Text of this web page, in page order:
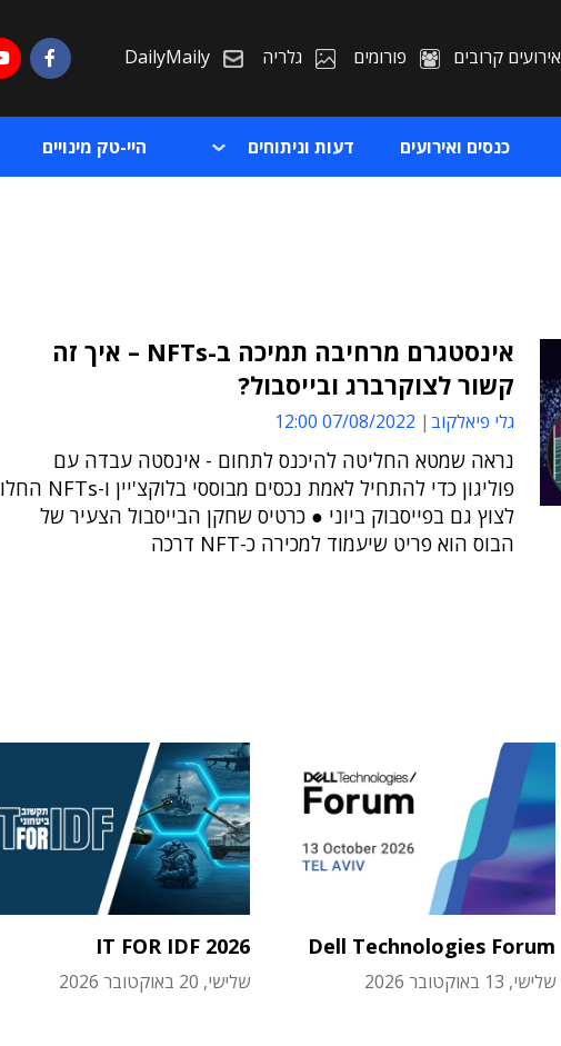
אירועים קרובים פורומים גלריה DailyMaily
כנסים ואירועים דעות וניתוחים היי-טק מינויים
אינסטגרם מרחיבה תמיכה ב-NFTs – איך זה
קשור לצוקרברג ובייסבול?
גלי פיאלקוב 07/08/2022 12:00
נראה שמטא החליטה להיכנס לתחום - אינסטה עבדה עם
פוליגון כדי להתחיל לאמת נכסים מבוססי בלוקצ'יין ו-NFTs החלו
לצוץ גם בפייסבוק ביוני ● כרטיס שחקן הבייסבול הצעיר של
הבוס הוא פריט שיעמוד למכירה כ-NFT דרכה
Dell Technologies Forum
שלישי, 13 באוקטובר 2026
IT FOR IDF 2026
שלישי, 20 באוקטובר 2026